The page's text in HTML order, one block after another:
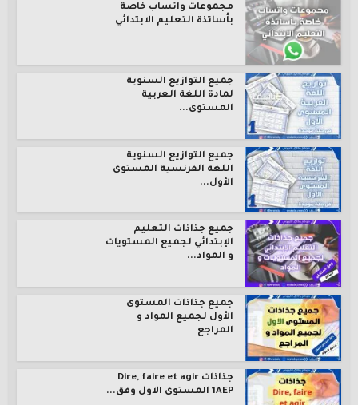
مجموعات واتساب خاصة
بأساتذة التعليم الابتدائي
جميع التوازيع السنوية
لمادة اللغة العربية
المستوى...
جميع التوازيع السنوية
اللغة الفرنسية المستوى
الأول...
جميع جذاذات التعليم
الإبتدائي لجميع المستويات
و المواد...
جميع جذاذات المستوى
الأول لجميع المواد و
المراجع
جذاذات Dire, faire et agir
1AEP المستوى الاول وفق...